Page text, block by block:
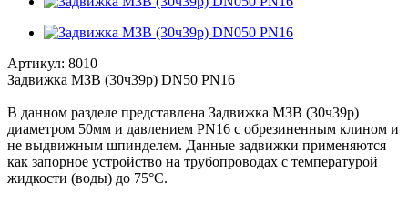
Артикул: 8010
Задвижка МЗВ (30ч39р) DN50 PN16
В данном разделе представлена Задвижка МЗВ (30ч39р)
диаметром 50мм и давлением PN16 с обрезиненным клином и
не выдвижным шпинделем. Данные задвижки применяются
как запорное устройство на трубопроводах с температурой
жидкости (воды) до 75°С.